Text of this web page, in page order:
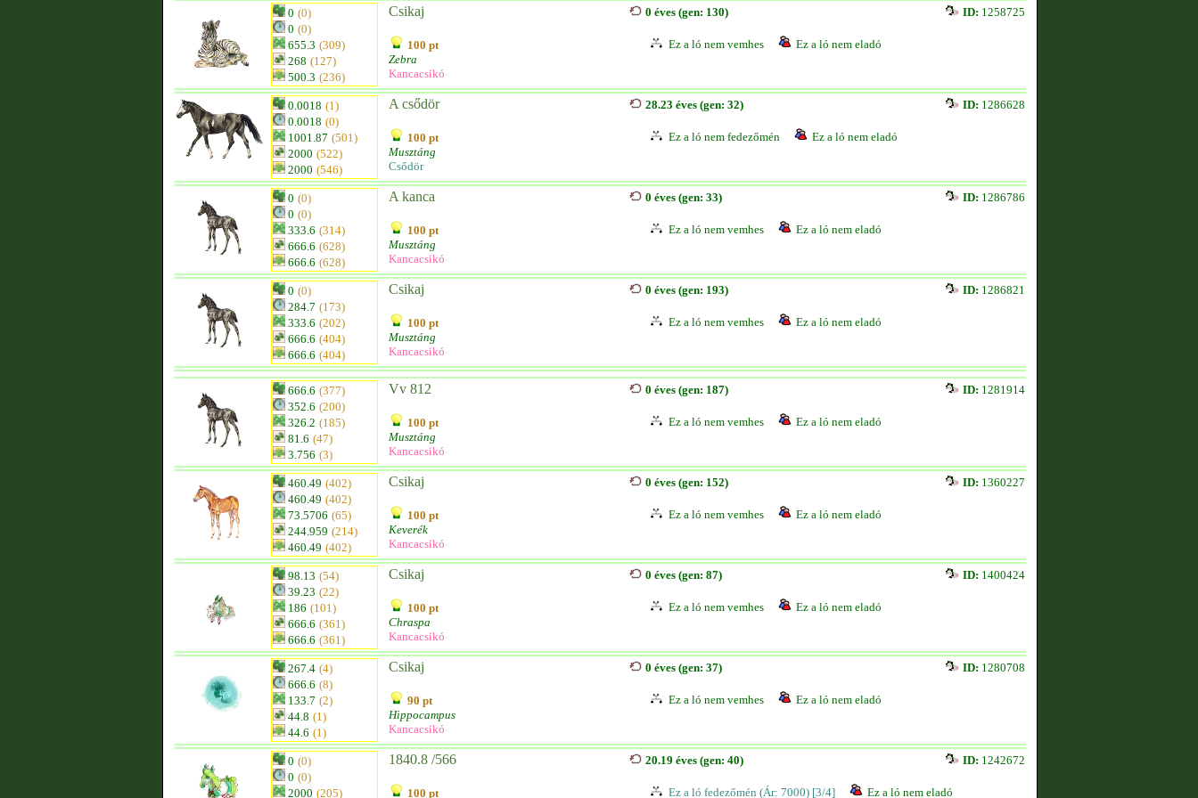
0 (0)
0 (0)
655.3 (309)
268 (127)
500.3 (236)
Csikaj
100 pt
Zebra
Kancacsikó
0 éves (gen: 130) ID: 1258725
Ez a ló nem vemhes Ez a ló nem eladó
0.0018 (1)
0.0018 (0)
1001.87 (501)
2000 (522)
2000 (546)
A csődör
100 pt
Musztáng
Csődör
28.23 éves (gen: 32) ID: 1286628
Ez a ló nem fedezőmén Ez a ló nem eladó
0 (0)
0 (0)
333.6 (314)
666.6 (628)
666.6 (628)
A kanca
100 pt
Musztáng
Kancacsikó
0 éves (gen: 33) ID: 1286786
Ez a ló nem vemhes Ez a ló nem eladó
0 (0)
284.7 (173)
333.6 (202)
666.6 (404)
666.6 (404)
Csikaj
100 pt
Musztáng
Kancacsikó
0 éves (gen: 193) ID: 1286821
Ez a ló nem vemhes Ez a ló nem eladó
666.6 (377)
352.6 (200)
326.2 (185)
81.6 (47)
3.756 (3)
Vv 812
100 pt
Musztáng
Kancacsikó
0 éves (gen: 187) ID: 1281914
Ez a ló nem vemhes Ez a ló nem eladó
460.49 (402)
460.49 (402)
73.5706 (65)
244.959 (214)
460.49 (402)
Csikaj
100 pt
Keverék
Kancacsikó
0 éves (gen: 152) ID: 1360227
Ez a ló nem vemhes Ez a ló nem eladó
98.13 (54)
39.23 (22)
186 (101)
666.6 (361)
666.6 (361)
Csikaj
100 pt
Chraspa
Kancacsikó
0 éves (gen: 87) ID: 1400424
Ez a ló nem vemhes Ez a ló nem eladó
267.4 (4)
666.6 (8)
133.7 (2)
44.8 (1)
44.6 (1)
Csikaj
90 pt
Hippocampus
Kancacsikó
0 éves (gen: 37) ID: 1280708
Ez a ló nem vemhes Ez a ló nem eladó
0 (0)
0 (0)
2000 (205)
1840.8 /566
100 pt
20.19 éves (gen: 40) ID: 1242672
Ez a ló fedezőmén (Ár: 7000) [3/4] Ez a ló nem eladó